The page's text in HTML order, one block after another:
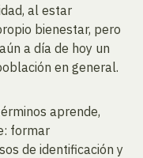
al estar
bienestar, pero
a día de hoy un
en general.
aprende,
formar
de identificación y